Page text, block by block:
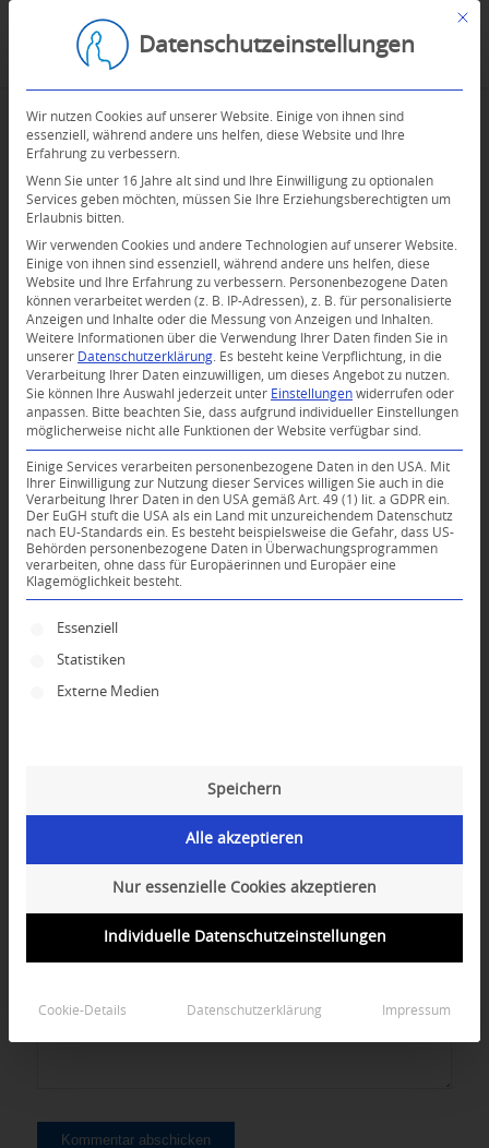
0
Dein Kommentar
An Diskussion beteiligen?
Hinterlassen Sie uns Ihren Kommentar!
Mit
Datenschutzeinstellungen
Wir nutzen Cookies auf unserer Website. Einige von ihnen sind
essenziell, während andere uns helfen, diese Website und Ihre
Erfahrung zu verbessern.
Wenn Sie unter 16 Jahre alt sind und Ihre Einwilligung zu optionalen
Services geben möchten, müssen Sie Ihre Erziehungsberechtigten um
Erlaubnis bitten.
Wir verwenden Cookies und andere Technologien auf unserer Website.
Einige von ihnen sind essenziell, während andere uns helfen, diese
Website und Ihre Erfahrung zu verbessern.
Personenbezogene Daten
können verarbeitet werden (z. B. IP-Adressen), z. B. für personalisierte
Anzeigen und Inhalte oder die Messung von Anzeigen und Inhalten.
Weitere Informationen über die Verwendung Ihrer Daten finden Sie in
unserer Datenschutzerklärung
Es besteht keine Verpflichtung, in die
Verarbeitung Ihrer Daten einzuwilligen, um dieses Angebot zu nutzen.
Sie können Ihre Auswahl jederzeit unter Einstellungen widerrufen oder
anpassen.
Bitte beachten Sie, dass aufgrund individueller Einstellungen
möglicherweise nicht alle Funktionen der Website verfügbar sind.
Einige Services verarbeiten personenbezogene Daten in den USA. Mit
Ihrer Einwilligung zur Nutzung dieser Services willigen Sie auch in die
Verarbeitung Ihrer Daten in den USA gemäß Art. 49 (1) lit. a GDPR ein.
Der EuGH stuft die USA als ein Land mit unzureichendem Datenschutz
nach EU-Standards ein. Es besteht beispielsweise die Gefahr, dass US-
Behörden personenbezogene Daten in Überwachungsprogrammen
verarbeiten, ohne dass für Europäerinnen und Europäer eine
Klagemöglichkeit besteht.
Es folgt eine Liste der Service-Gruppen, für die
Essenziell
Statistiken
Externe Medien
Speichern
Alle akzeptieren
Nur essenzielle Cookies akzeptieren
Individuelle Datenschutzeinstellungen
Cookie-Details Datenschutzerklärung Impressum